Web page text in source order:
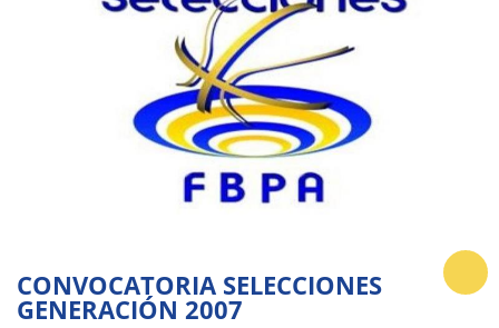
CONVOCATORIA SELECCIONES
GENERACIÓN 2007